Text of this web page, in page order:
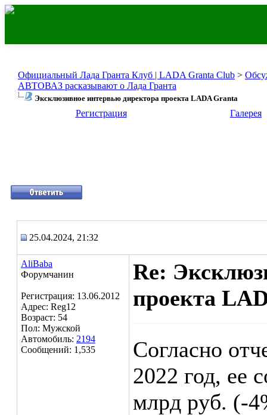
Официальный Лада Гранта Клуб | LADA Granta Club >
АВТОВАЗ расказывают о Лада Гранта
Эксклюзивное интервью директора проекта LADA Granta
Регистрация Галерея
25.04.2024, 21:32
AliBaba
Форумчанин
Регистрация: 13.06.2012
Адрес: Reg12
Возраст: 54
Пол: Мужской
Автомобиль: 2194
Сообщений: 1,535
Re:
проекта
Согласно
2022 год, ее
млрд руб. (-